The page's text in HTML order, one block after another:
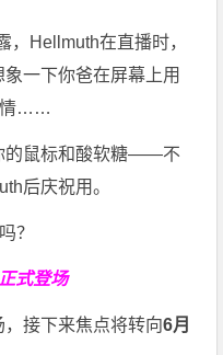
，Hellmuth在直播时，
一下你爸在屏幕上用
情……
的鼠标和酸软糖——不
后庆祝用。
？
式登场
接下来焦点将转向6月